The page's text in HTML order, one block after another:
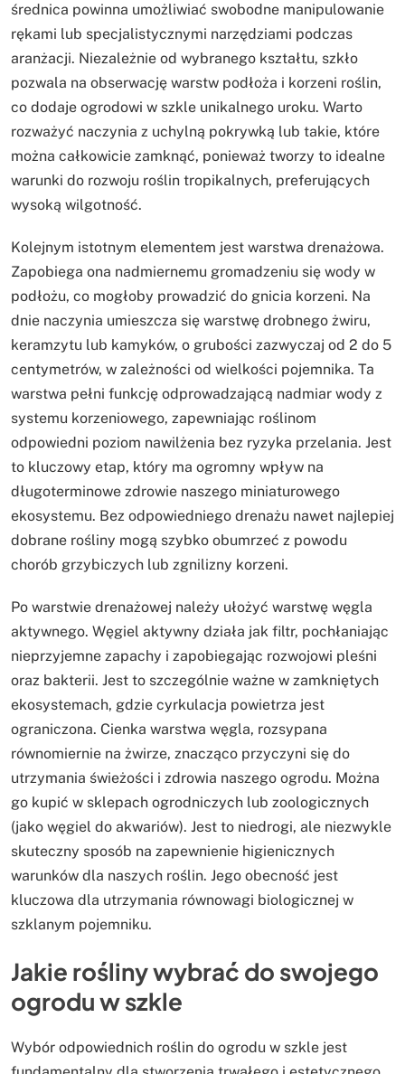
średnica powinna umożliwiać swobodne manipulowanie
rękami lub specjalistycznymi narzędziami podczas
aranżacji. Niezależnie od wybranego kształtu, szkło
pozwala na obserwację warstw podłoża i korzeni roślin,
co dodaje ogrodowi w szkle unikalnego uroku. Warto
rozważyć naczynia z uchylną pokrywką lub takie, które
można całkowicie zamknąć, ponieważ tworzy to idealne
warunki do rozwoju roślin tropikalnych, preferujących
wysoką wilgotność.
Kolejnym istotnym elementem jest warstwa drenażowa.
Zapobiega ona nadmiernemu gromadzeniu się wody w
podłożu, co mogłoby prowadzić do gnicia korzeni. Na
dnie naczynia umieszcza się warstwę drobnego żwiru,
keramzytu lub kamyków, o grubości zazwyczaj od 2 do 5
centymetrów, w zależności od wielkości pojemnika. Ta
warstwa pełni funkcję odprowadzającą nadmiar wody z
systemu korzeniowego, zapewniając roślinom
odpowiedni poziom nawilżenia bez ryzyka przelania. Jest
to kluczowy etap, który ma ogromny wpływ na
długoterminowe zdrowie naszego miniaturowego
ekosystemu. Bez odpowiedniego drenażu nawet najlepiej
dobrane rośliny mogą szybko obumrzeć z powodu
chorób grzybiczych lub zgnilizny korzeni.
Po warstwie drenażowej należy ułożyć warstwę węgla
aktywnego. Węgiel aktywny działa jak filtr, pochłaniając
nieprzyjemne zapachy i zapobiegając rozwojowi pleśni
oraz bakterii. Jest to szczególnie ważne w zamkniętych
ekosystemach, gdzie cyrkulacja powietrza jest
ograniczona. Cienka warstwa węgla, rozsypana
równomiernie na żwirze, znacząco przyczyni się do
utrzymania świeżości i zdrowia naszego ogrodu. Można
go kupić w sklepach ogrodniczych lub zoologicznych
(jako węgiel do akwariów). Jest to niedrogi, ale niezwykle
skuteczny sposób na zapewnienie higienicznych
warunków dla naszych roślin. Jego obecność jest
kluczowa dla utrzymania równowagi biologicznej w
szklanym pojemniku.
Jakie rośliny wybrać do swojego
ogrodu w szkle
Wybór odpowiednich roślin do ogrodu w szkle jest